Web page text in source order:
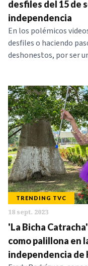
desfiles del 15 de
independencia
En los polémicos
desfiles o haciendo
deshonestos, por ser
TRENDING TVC
18 sept. 2023
'La Bicha
como palillona en
independencia de